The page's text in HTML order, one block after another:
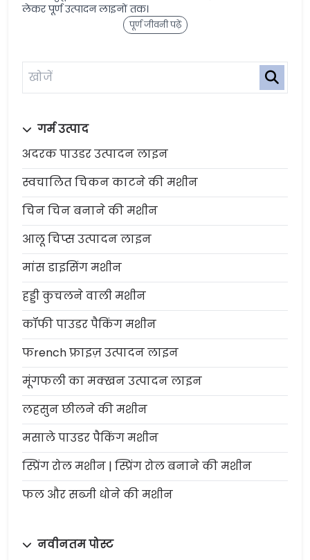
लेकर पूर्ण उत्पादन लाइनों तक।
पूर्ण जीवनी पढ़ें
गर्म उत्पाद
अदरक पाउडर उत्पादन लाइन
स्वचालित चिकन काटने की मशीन
चिन चिन बनाने की मशीन
आलू चिप्स उत्पादन लाइन
मांस डाइसिंग मशीन
हड्डी कुचलने वाली मशीन
कॉफी पाउडर पैकिंग मशीन
फrench फ्राइज़ उत्पादन लाइन
मूंगफली का मक्खन उत्पादन लाइन
लहसुन छीलने की मशीन
मसाले पाउडर पैकिंग मशीन
स्प्रिंग रोल मशीन | स्प्रिंग रोल बनाने की मशीन
फल और सब्जी धोने की मशीन
नवीनतम पोस्ट